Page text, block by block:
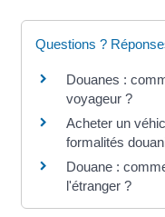
Questions ?
Douanes :
voyageur ?
Acheter un
formalités
Douane :
l'étranger ?